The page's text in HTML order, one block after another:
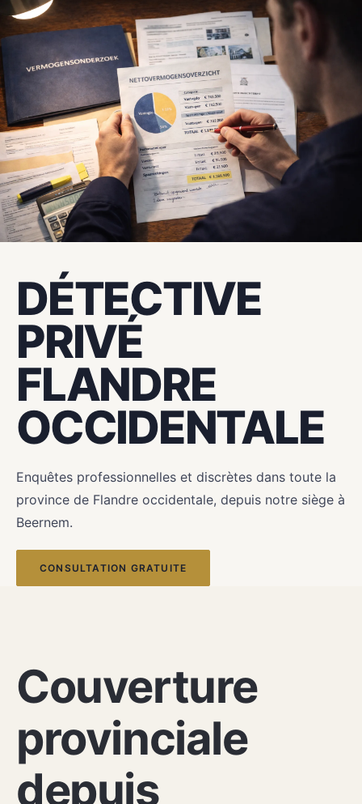
DÉTECTIVE
PRIVÉ
FLANDRE
OCCIDENTALE
Enquêtes professionnelles et discrètes dans toute la
province de Flandre occidentale, depuis notre siège à
Beernem.
CONSULTATION GRATUITE
Couverture
provinciale
depuis